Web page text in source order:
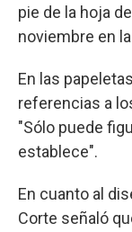
pie de la hoja
noviembre en
En las
referencias a
"Sólo puede
establece".
En cuanto al
Corte señaló